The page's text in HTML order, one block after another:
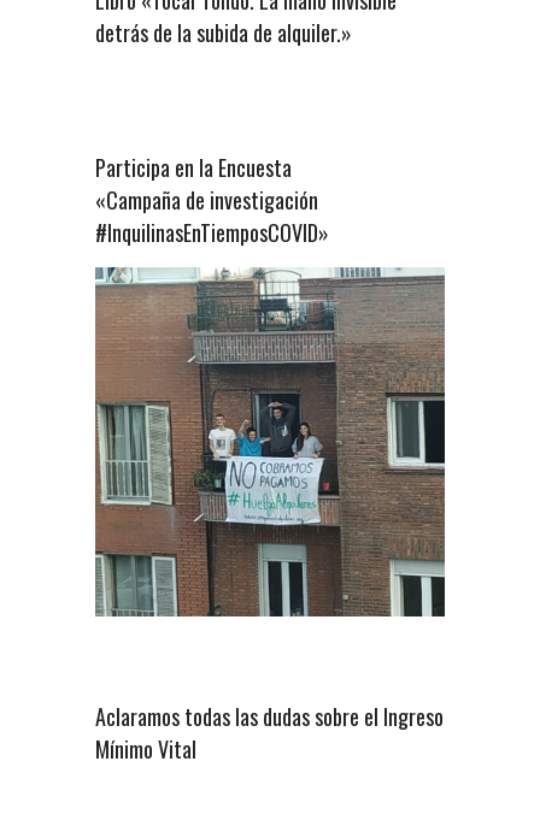
detrás de la subida de alquiler.»
Participa en la Encuesta
«Campaña de investigación
#InquilinasEnTiemposCOVID»
Aclaramos todas las dudas sobre el Ingreso
Mínimo Vital